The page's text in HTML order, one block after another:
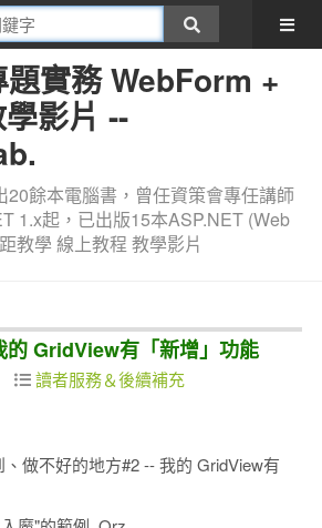
實務 WebForm +
影片 --
20餘本電腦書，曾任資策會專任講師
1.x起，已出版15本ASP.NET (Web
教學 線上教程 教學影片
GridView有「新增」功能
讀者服務＆後續補充
做不好的地方#2 -- 我的 GridView有